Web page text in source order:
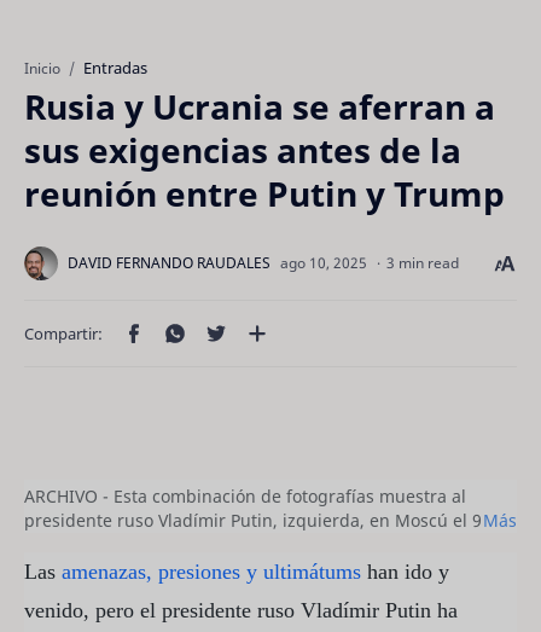
Inicio Entradas
Rusia y Ucrania se aferran a
sus exigencias antes de la
reunión entre Putin y Trump
3 min read
ARCHIVO - Esta combinación de fotografías muestra al
presidente ruso Vladímir Putin, izquierda, en Moscú el 9
Trump el 1 de agosto, en Washington. (AP Foto/Alexander
archivo)
Más
Las amenazas, presiones y ultimátums han ido y
venido, pero el presidente ruso Vladímir Putin ha